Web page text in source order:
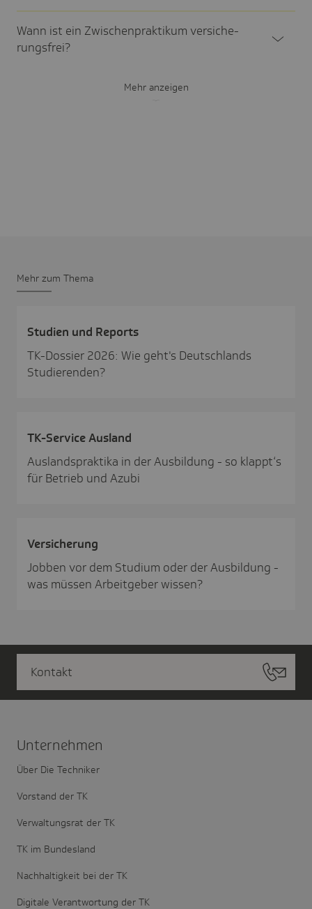
Wann ist ein Zwischen­prak­tikum versi­che­
rungs­frei?
Mehr anzeigen
Mehr zum Thema
Studien und Reports
TK-Dossier 2026: Wie geht's Deutsch­lands
Studie­ren­den?
TK-Service Ausland
Auslandspraktika in der Ausbildung - so klappt‘s
für Betrieb und Azubi
Versi­che­rung
Jobben vor dem Studium oder der Ausbildung -
was müssen Arbeitgeber wissen?
Kontakt
Unter­nehmen
Über Die Techniker
Vorstand der TK
Verwaltungsrat der TK
TK im Bundesland
Nachhaltigkeit bei der TK
Digitale Verantwortung der TK